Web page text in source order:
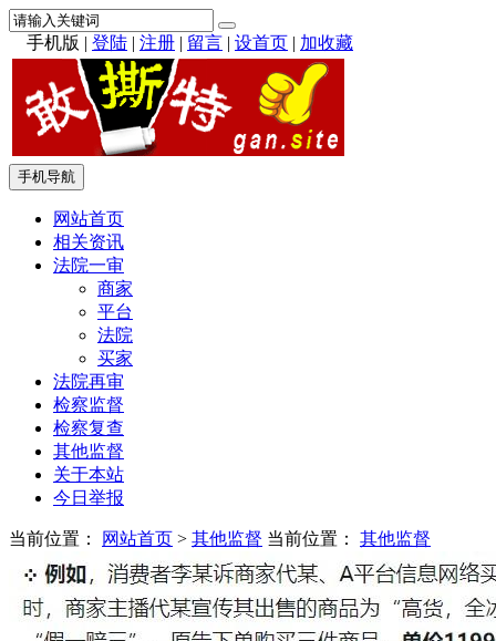
手机版 | 登陆 | 注册 | 留言 | 设首页 | 加收藏
手机导航
网站首页
相关资讯
法院一审
商家
平台
法院
买家
法院再审
检察监督
检察复查
其他监督
关于本站
今日举报
当前位置： 网站首页 > 其他监督 当前位置： 其他监督